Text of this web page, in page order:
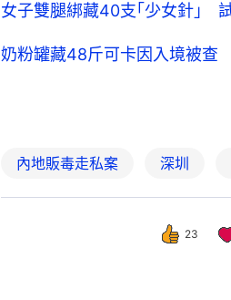
女子雙腿綁藏40支｢少女針｣
奶粉罐藏48斤可卡因入境被查
內地販毒走私案 深圳
23